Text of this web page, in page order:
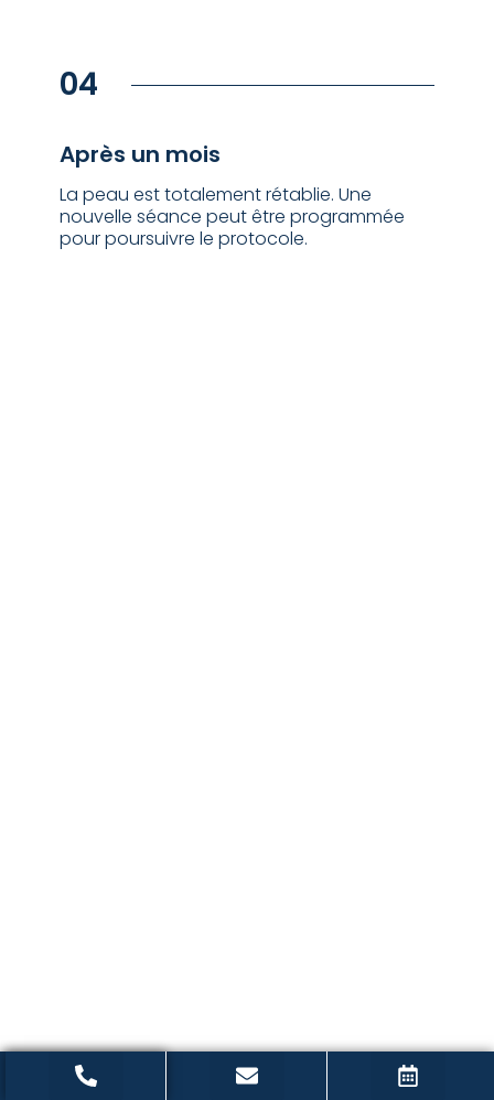
04
⁠Après un mois
La peau est totalement rétablie. Une
nouvelle séance peut être programmée
pour poursuivre le protocole.